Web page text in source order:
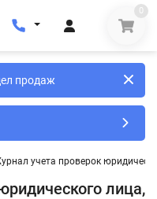
0
продаж
учета проверок
лица,